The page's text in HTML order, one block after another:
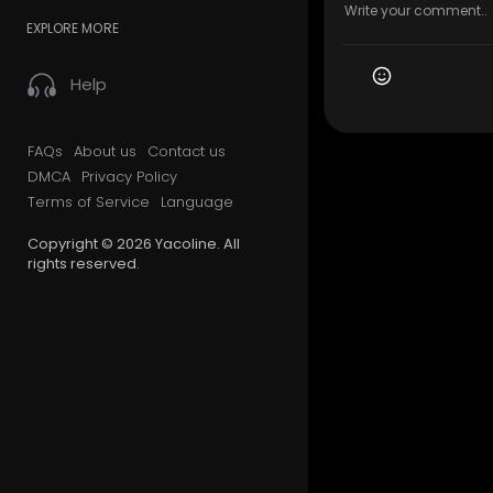
EXPLORE MORE
Help
FAQs About us
Contact us
DMCA Privacy Policy
Terms of Service
Language
Copyright © 2026 Yacoline. All
rights reserved.